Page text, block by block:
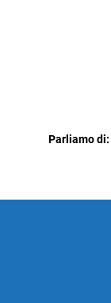
Parliamo di: